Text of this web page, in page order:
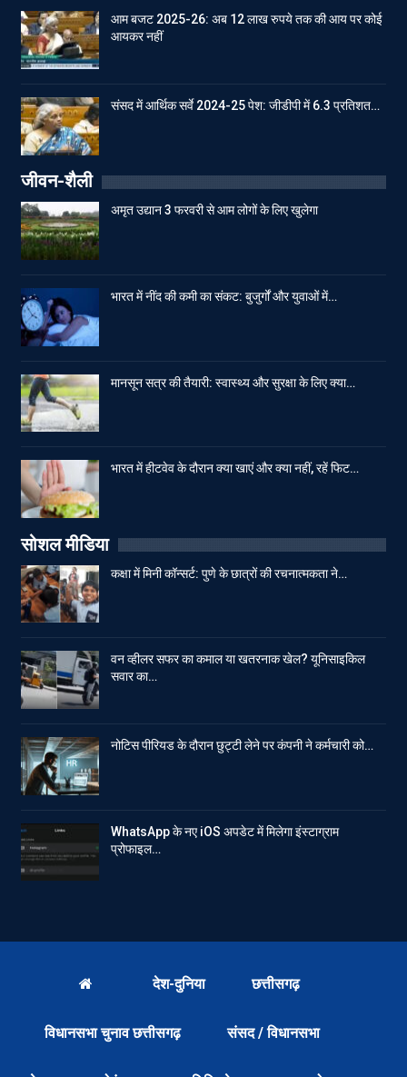
आम बजट 2025-26: अब 12 लाख रुपये तक की आय पर कोई
आयकर नहीं
संसद में आर्थिक सर्वे 2024-25 पेश: जीडीपी में 6.3 प्रतिशत…
जीवन-शैली
अमृत उद्यान 3 फरवरी से आम लोगों के लिए खुलेगा
भारत में नींद की कमी का संकट: बुजुर्गों और युवाओं में…
मानसून सत्र की तैयारी: स्वास्थ्य और सुरक्षा के लिए क्या…
भारत में हीटवेव के दौरान क्या खाएं और क्या नहीं, रहें फिट…
सोशल मीडिया
कक्षा में मिनी कॉन्सर्ट: पुणे के छात्रों की रचनात्मकता ने…
वन व्हीलर सफर का कमाल या खतरनाक खेल? यूनिसाइकिल
सवार का…
नोटिस पीरियड के दौरान छुट्टी लेने पर कंपनी ने कर्मचारी को…
WhatsApp के नए iOS अपडेट में मिलेगा इंस्टाग्राम
प्रोफाइल…
देश-दुनिया छत्तीसगढ़
विधानसभा चुनाव छत्तीसगढ़ संसद / विधानसभा